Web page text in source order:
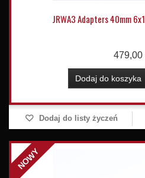
JRWA3 Adapters 40mm
479,00
Dodaj do koszyka
Dodaj do listy życzeń
NOWY